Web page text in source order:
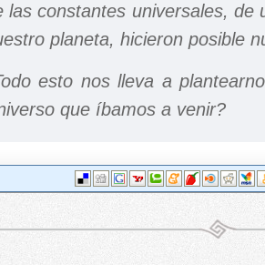
las constantes universales, de
planeta, hicieron posible
esto nos lleva a
que íbamos a venir?